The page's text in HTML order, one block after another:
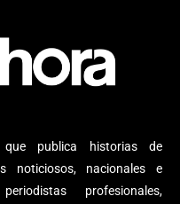
publica historias de
noticiosos, nacionales e
profesionales,